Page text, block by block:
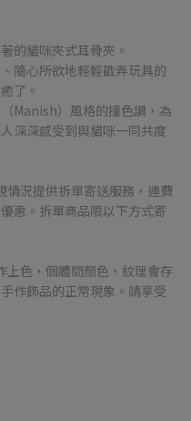
的貓咪夾式耳骨夾。
隨心所欲地輕輕戳弄玩具的
了。
Manish）風格的撞色調，為
深深感受到與貓咪一同共度
情況提供拆單寄送服務，運費
惠。拆單商品限以下方式寄
色，個體間顏色、紋理會存
作飾品的正常現象。請享受